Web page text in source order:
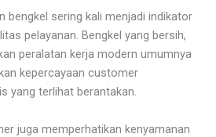
bengkel sering kali menjadi indikator
pelayanan. Bengkel yang bersih,
peralatan kerja modern umumnya
kepercayaan customer
yang terlihat berantakan.
juga memperhatikan kenyamanan